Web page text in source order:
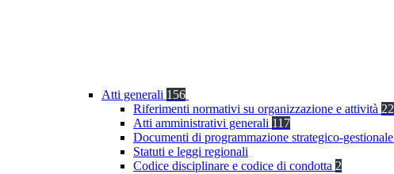
Atti generali 156
Riferimenti normativi su organizzazione e attività 22
Atti amministrativi generali 117
Documenti di programmazione strategico-gestionale
Statuti e leggi regionali
Codice disciplinare e codice di condotta 2